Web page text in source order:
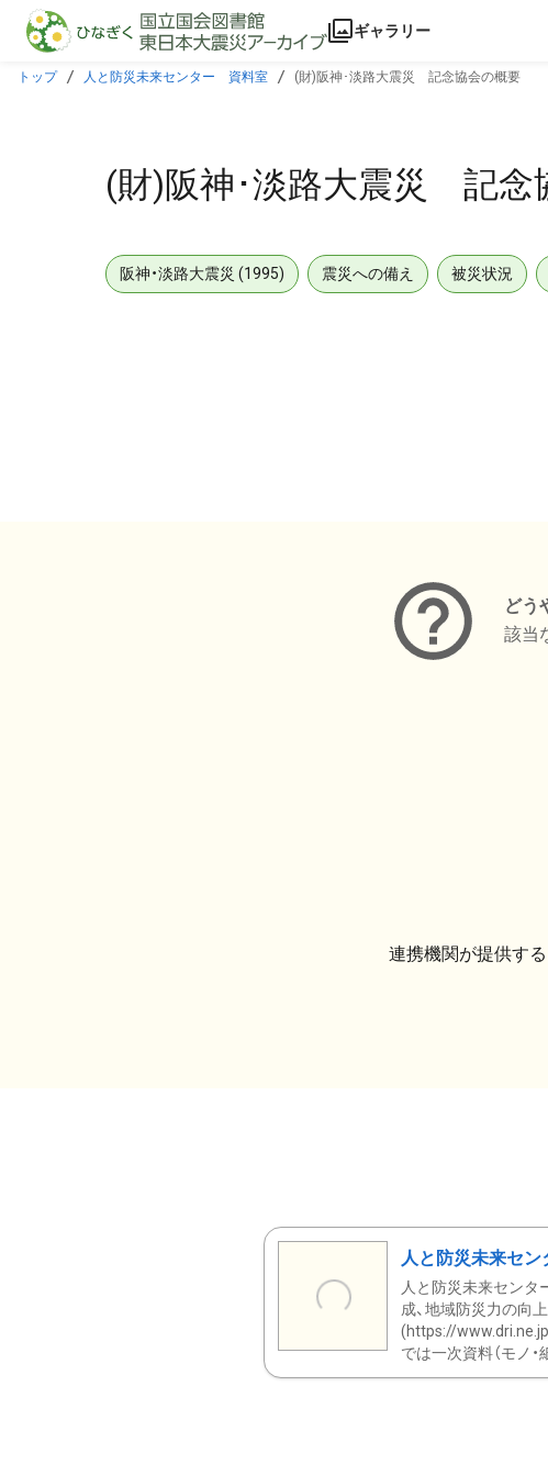
本文に飛ぶ
ギャラリー
トップ 人と防災未来センター 資料室 (財)阪神･淡路大震災 記念協会の概要
(財)阪神･淡路大震災 記念
阪神・淡路大震災 (1995) 震災への備え 被災状況
どう
該当
連携機関が提供する
人と防災未来セ
人と防災未来センタ
成、地域防災力の向
(https://
では一次資料（モノ・